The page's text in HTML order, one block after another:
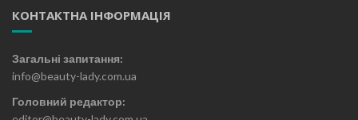
КОНТАКТНА ІНФОРМАЦІЯ
Загальні запитання:
info@beauty-lady.com.ua
Головний редактор: